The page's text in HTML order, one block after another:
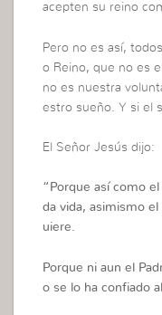
acepten su reino
Pero no es así,
o Reino, que no es
no es nuestra
estro sueño. Y si el
El Señor Jesús dijo:
“ Porque así como
da vida, asimismo
uiere.
Porque ni aun el
o se lo ha confiado